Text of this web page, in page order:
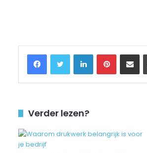
FacebookTwitter LinkedInPinterest
Verder lezen?